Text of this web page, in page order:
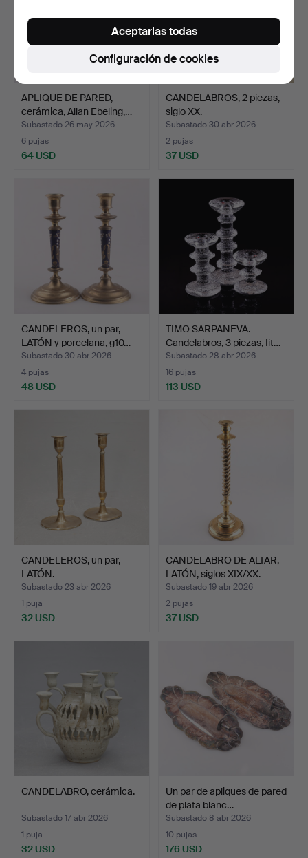
APLIQUE DE PARED,
cerámica, Allan Ebeling,…
Subastado 26 may 2026
6 pujas
64 USD
CANDELABROS, 2 piezas,
siglo XX.
Subastado 30 abr 2026
2 pujas
37 USD
CANDELEROS, un par,
LATÓN y porcelana, g10…
Subastado 30 abr 2026
4 pujas
48 USD
TIMO SARPANEVA.
Candelabros, 3 piezas, Iit…
Subastado 28 abr 2026
16 pujas
113 USD
CANDELEROS, un par,
LATÓN.
Subastado 23 abr 2026
1 puja
32 USD
CANDELABRO DE ALTAR,
LATÓN, siglos XIX/XX.
Subastado 19 abr 2026
2 pujas
37 USD
CANDELABRO, cerámica.
Subastado 17 abr 2026
1 puja
32 USD
Un par de apliques de pared
de plata blanc…
Subastado 8 abr 2026
10 pujas
176 USD
Configuración de cookies
Aceptarlas todas